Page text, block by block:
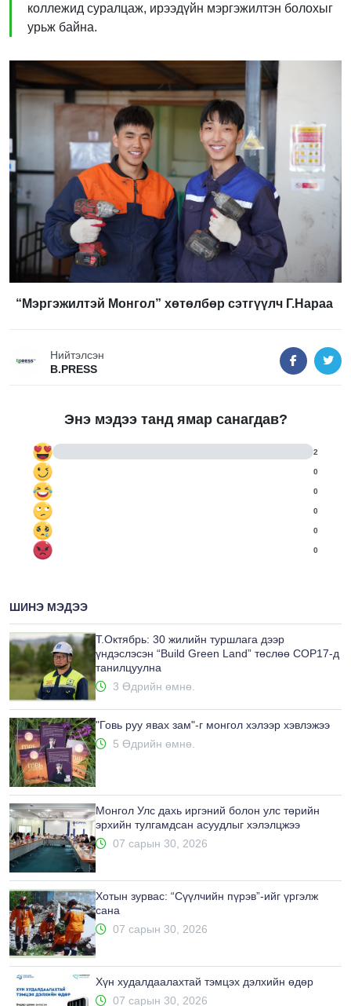
коллежид суралцаж, ирээдүйн мэргэжилтэн болохыг
урьж байна.
“Мэргэжилтэй Монгол” хөтөлбөр сэтгүүлч Г.Нараа
Нийтэлсэн
B.PRESS
Энэ мэдээ танд ямар санагдав?
2
0
0
0
0
0
ШИНЭ МЭДЭЭ
Т.Октябрь: 30 жилийн туршлага дээр
үндэслэсэн “Build Green Land” төслөө COP17-д
танилцуулна
3 Өдрийн өмнө.
"Говь руу явах зам"-г монгол хэлээр хэвлэжээ
5 Өдрийн өмнө.
Монгол Улс дахь иргэний болон улс төрийн
эрхийн тулгамдсан асуудлыг хэлэлцжээ
07 сарын 30, 2026
Хотын зурвас: “Сүүлчийн пүрэв”-ийг үргэлж
сана
07 сарын 30, 2026
Хүн худалдаалахтай тэмцэх дэлхийн өдөр
07 сарын 30, 2026